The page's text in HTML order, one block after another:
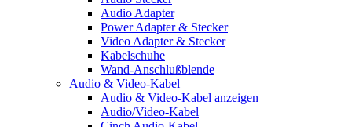
Audio Adapter
Power Adapter & Stecker
Video Adapter & Stecker
Kabelschuhe
Wand-Anschlußblende
Audio & Video-Kabel
Audio & Video-Kabel anzeigen
Audio/Video-Kabel